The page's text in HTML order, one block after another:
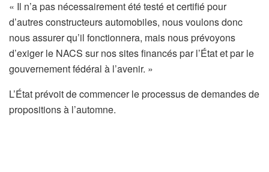
« Il n’a pas nécessairement été testé et certifié pour
d’autres constructeurs automobiles, nous voulons donc
nous assurer qu’il fonctionnera, mais nous prévoyons
d’exiger le NACS sur nos sites financés par l’État et par le
gouvernement fédéral à l’avenir. »
L’État prévoit de commencer le processus de demandes de
propositions à l’automne.